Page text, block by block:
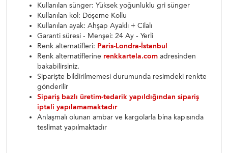
Kullanılan sünger: Yüksek yoğunluklu gri sünger
Kullanılan kol: Döşeme Kollu
Kullanılan ayak: Ahşap Ayaklı + Cilalı
Garanti süresi - Menşei: 24 Ay - Yerli
Renk alternatifleri: Paris-Londra-İstanbul
Renk alternatiflerine renkkartela.com adresinden
bakabilirsiniz.
Siparişte bildirilmemesi durumunda resimdeki renkte
gönderilir
Sipariş bazlı üretim-tedarik yapıldığından sipariş
iptali yapılamamaktadır
Anlaşmalı olunan ambar ve kargolarla bina kapısında
teslimat yapılmaktadır